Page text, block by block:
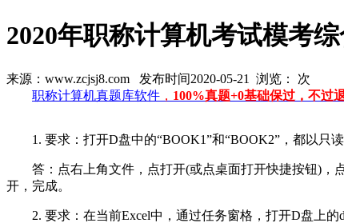
2020年职称计算机考试模考综
来源：www.zcjsj8.com 发布时间2020-05-21 浏览： 次
职称计算机真题库软件 ， 100%真题+0基础保过，不过
1. 要求：打开D盘中的“BOOK1”和“BOOK2”，都以只读
答：点右上角文件，点打开(或点桌面打开快捷按钮)，点
开，完成。
2. 要求：在当前Excel中，通过任务窗格，打开D盘上的